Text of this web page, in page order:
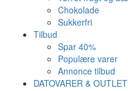
Chokolade
Sukkerfri
Tilbud
Spar 40%
Populære varer
Annonce tilbud
DATOVARER & OUTLET